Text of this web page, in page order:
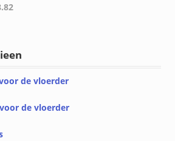
Prijsklasse:
de vloerder
de vloerder